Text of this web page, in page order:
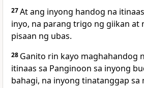
27At ang inyong handog na
inyo, na parang trigo ng giikan at
pisaan ng ubas.
28 Ganito rin kayo maghahandog
itinaas sa Panginoon sa inyong
bahagi, na inyong tinatanggap sa